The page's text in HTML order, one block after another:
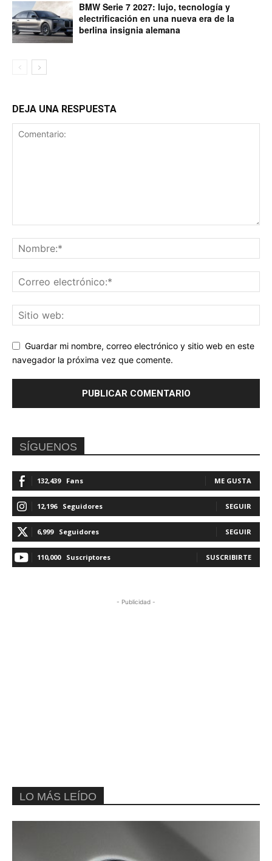
BMW Serie 7 2027: lujo, tecnología y
electrificación en una nueva era de la
berlina insignia alemana
DEJA UNA RESPUESTA
Guardar mi nombre, correo electrónico y sitio web en este
navegador la próxima vez que comente.
SÍGUENOS
132,439 Fans ME GUSTA
12,196 Seguidores SEGUIR
6,999 Seguidores SEGUIR
110,000 Suscriptores SUSCRIBIRTE
- Publicidad -
LO MÁS LEÍDO